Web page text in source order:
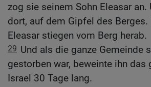
zog sie seinem Sohn Eleasar an.
dort, auf dem Gipfel des Berges.
Eleasar stiegen vom Berg herab.
29 Und als die ganze Gemeinde
gestorben war, beweinte ihn das
Israel 30 Tage lang.